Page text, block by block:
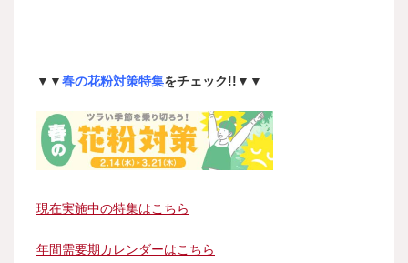
▼▼春の花粉対策特集をチェック!!▼▼
現在実施中の特集はこちら
年間需要期カレンダーはこちら